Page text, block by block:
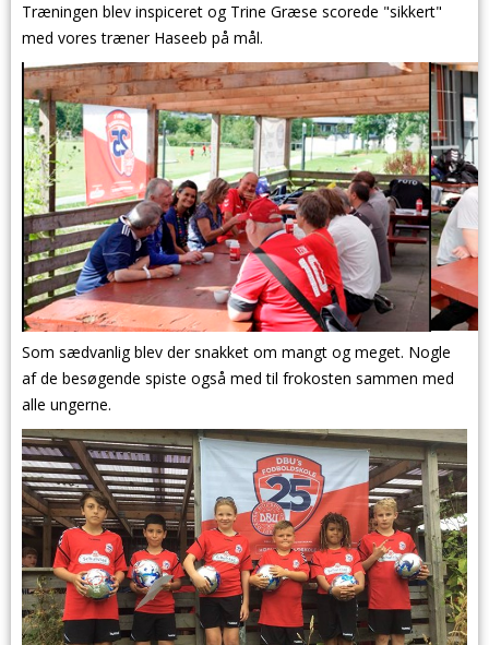
Træningen blev inspiceret og Trine Græse scorede "sikkert"
med vores træner Haseeb på mål.
Som sædvanlig blev der snakket om mangt og meget. Nogle
af de besøgende spiste også med til frokosten sammen med
alle ungerne.